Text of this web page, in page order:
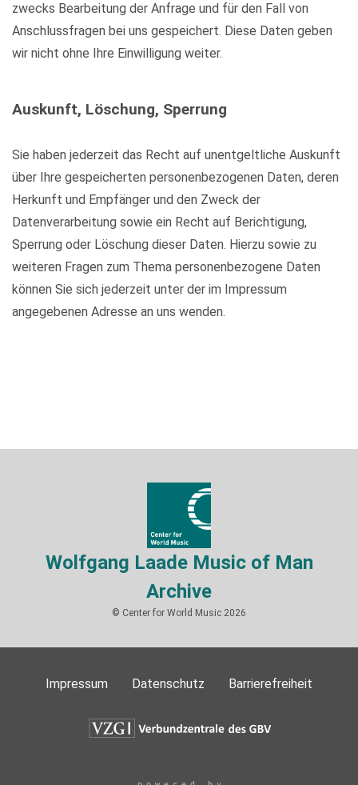
zwecks Bearbeitung der Anfrage und für den Fall von
Anschlussfragen bei uns gespeichert. Diese Daten geben
wir nicht ohne Ihre Einwilligung weiter.
Auskunft, Löschung, Sperrung
Sie haben jederzeit das Recht auf unentgeltliche Auskunft
über Ihre gespeicherten personenbezogenen Daten, deren
Herkunft und Empfänger und den Zweck der
Datenverarbeitung sowie ein Recht auf Berichtigung,
Sperrung oder Löschung dieser Daten. Hierzu sowie zu
weiteren Fragen zum Thema personenbezogene Daten
können Sie sich jederzeit unter der im Impressum
angegebenen Adresse an uns wenden.
Wolfgang Laade Music of Man
Archive
© Center for World Music 2026
Impressum Datenschutz Barrierefreiheit